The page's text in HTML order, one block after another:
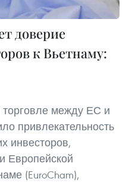
доверие
к Вьетнаму:
между ЕС и
привлекательность
инвесторов,
Европейской
(EuroCham),